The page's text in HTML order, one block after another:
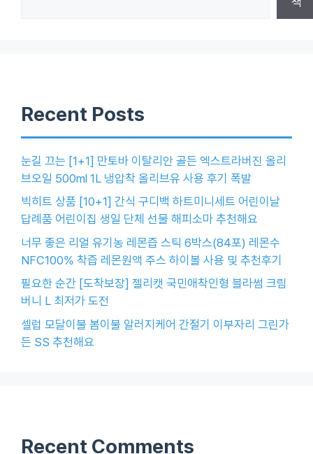
Recent Posts
눈길 끄는 [1+1] 만토바 이탈리안 골든 엑스트라버진 올리
브오일 500ml 1L 냉압착 올리브유 사용 후기 폭발
빅히트 상품 [10+1] 간식 구디백 하트미니세트 어린이날
답례품 어린이집 생일 단체 선물 해피소마 추천해요
너무 좋은 리얼 유기농 레몬즙 스틱 6박스(84포) 레몬수
NFC100% 착즙 레몬원액 주스 하이볼 사용 및 추천후기
필요한 순간 [도착보장] 젤리캣 국민애착인형 블라썸 크림
버니 L 최저가 도전
셀럽 모달이불 봄이불 알러지케어 간절기 이부자리 그린가
든 SS 추천해요
Recent Comments